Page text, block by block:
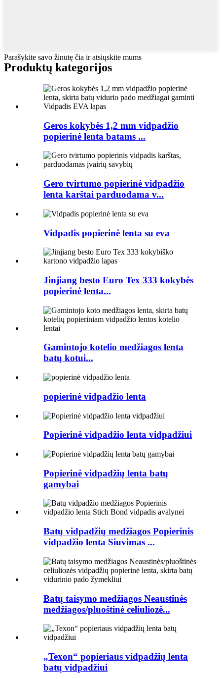
Parašykite savo žinutę čia ir atsiųskite mums
Produktų kategorijos
Geros kokybės 1,2 mm vidpadžio
popierinė lenta batams ...
Gero tvirtumo popierinė vidpadžio
lenta karštai parduodama v...
Vidpadis popierinė lenta su eva
Jinjiang besto Euro Tex 333 kokybės
popierinė lenta...
Gamintojo kotelio medžiagos lenta
batų kotui...
popierinė vidpadžio lenta
Popierinė vidpadžio lenta vidpadžiui
Popierinė vidpadžių lenta batų
gamybai
Batų vidpadžių medžiagos Popierinis
vidpadžio lenta Siuvimas ...
Batų taisymo medžiagos Neaustinės
medžiagos/pluoštinė celiuliozė...
„Texon“ popieriaus vidpadžių lenta
batų vidpadžiui